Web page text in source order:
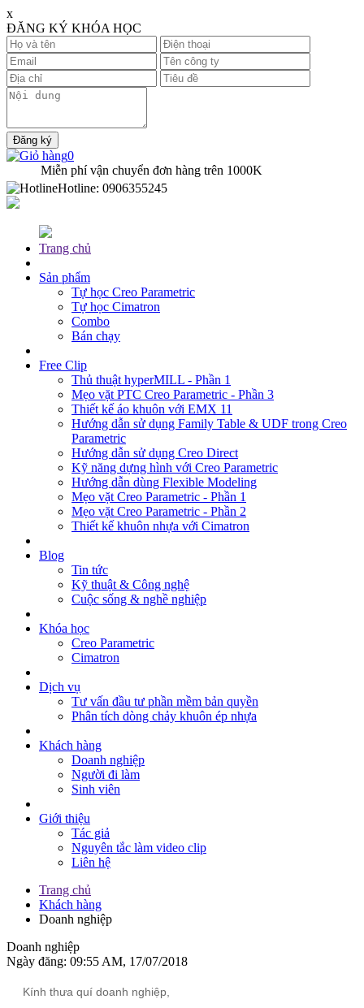
x
ĐĂNG KÝ KHÓA HỌC
0
Miễn phí vận chuyển đơn hàng trên1000K
Hotline: 0906355245
Trang chủ
Sản phẩm
Tự học Creo Parametric
Tự học Cimatron
Combo
Bán chạy
Free Clip
Thủ thuật hyperMILL - Phần 1
Mẹo vặt PTC Creo Parametric - Phần 3
Thiết kế áo khuôn với EMX 11
Hướng dẫn sử dụng Family Table & UDF trong Creo
Parametric
Hướng dẫn sử dụng Creo Direct
Kỹ năng dựng hình với Creo Parametric
Hướng dẫn dùng Flexible Modeling
Mẹo vặt Creo Parametric - Phần 1
Mẹo vặt Creo Parametric - Phần 2
Thiết kế khuôn nhựa với Cimatron
Blog
Tin tức
Kỹ thuật & Công nghệ
Cuộc sống & nghề nghiệp
Khóa học
Creo Parametric
Cimatron
Dịch vụ
Tư vấn đầu tư phần mềm bản quyền
Phân tích dòng chảy khuôn ép nhựa
Khách hàng
Doanh nghiệp
Người đi làm
Sinh viên
Giới thiệu
Tác giả
Nguyên tắc làm video clip
Liên hệ
Trang chủ
Khách hàng
Doanh nghiệp
Doanh nghiệp
Ngày đăng: 09:55 AM, 17/07/2018
Kính thưa quí doanh nghiệp,